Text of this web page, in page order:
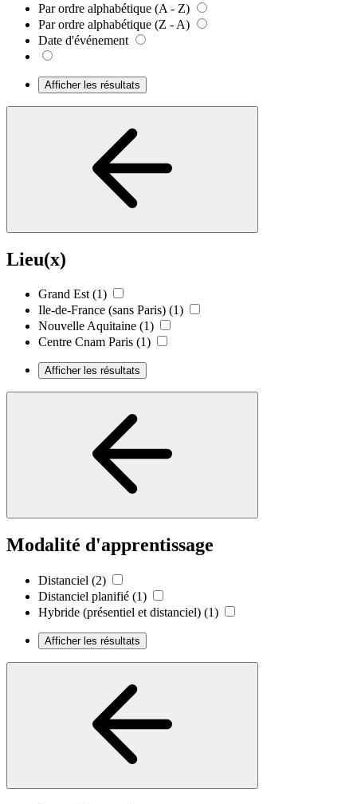
Par ordre alphabétique (A - Z)
Par ordre alphabétique (Z - A)
Date d'événement
Afficher les résultats
Lieu(x)
Grand Est (1)
Ile-de-France (sans Paris) (1)
Nouvelle Aquitaine (1)
Centre Cnam Paris (1)
Afficher les résultats
Modalité d'apprentissage
Distanciel (2)
Distanciel planifié (1)
Hybride (présentiel et distanciel) (1)
Afficher les résultats